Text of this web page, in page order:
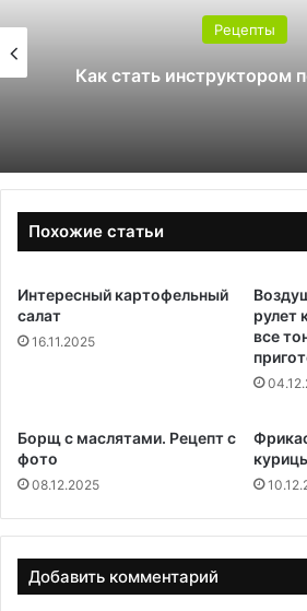
Рецепты
Как стать инструктором
Похожие статьи
Интересный картофельный
салат
16.11.2025
рулет
все
Борщ с маслятами. Рецепт с
фото
08.12.2025
Добавить комментарий